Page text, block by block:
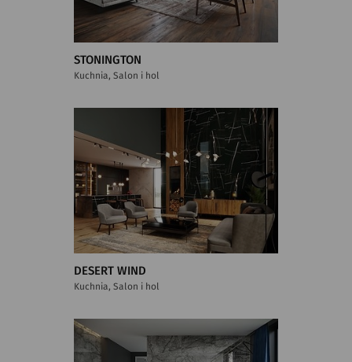
STONINGTON
Kuchnia, Salon i hol
DESERT WIND
Kuchnia, Salon i hol